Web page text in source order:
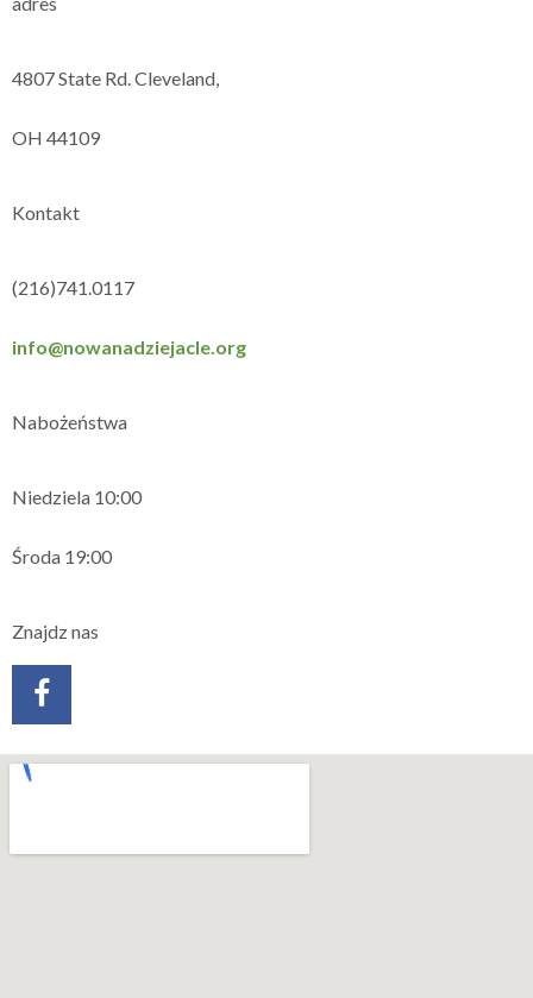
4807 State Rd. Cleveland,
OH 44109
Kontakt
(216)741.0117
info@nowanadziejacle.org
Nabożeństwa
Niedziela 10:00
Środa 19:00
Znajdz nas